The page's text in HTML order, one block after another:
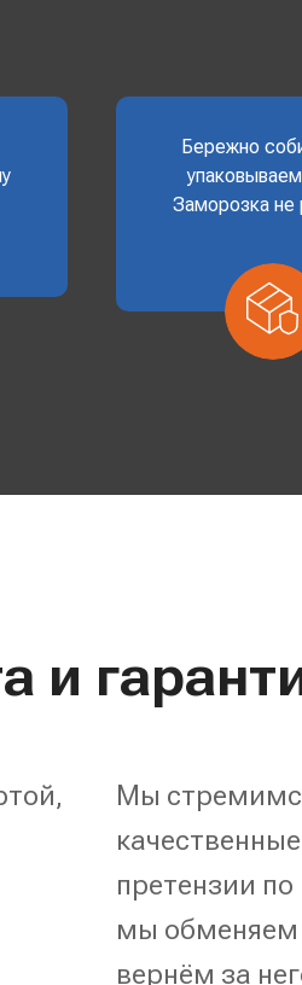
Бережно
Заморозка не
и
Мы
претензии
мы обменяем
вернём за